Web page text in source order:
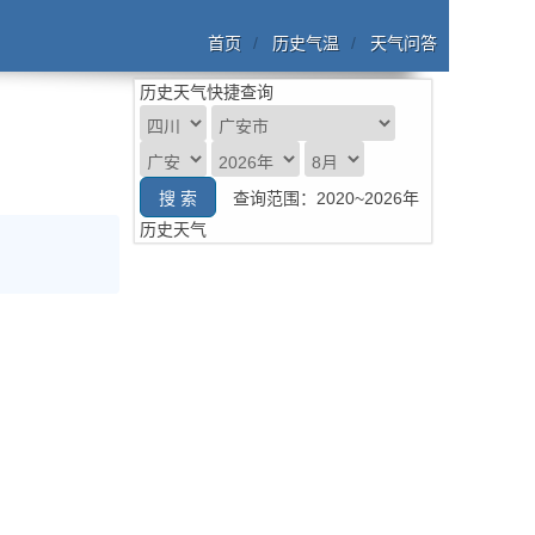
首页 历史气温 天气问答
历史天气快捷查询
查询范围：2020~2026年
历史天气